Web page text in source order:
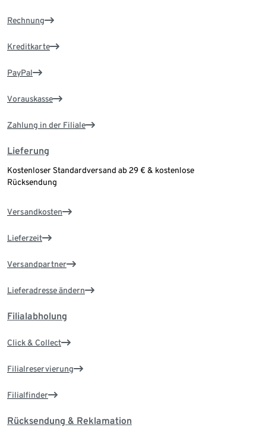
Rechnung
Kreditkarte
PayPal
Vorauskasse
Zahlung in der Filiale
Lieferung
Kostenloser Standardversand ab 29 € & kostenlose
Rücksendung
Versandkosten
Lieferzeit
Versandpartner
Lieferadresse ändern
Filialabholung
Click & Collect
Filialreservierung
Filialfinder
Rücksendung & Reklamation